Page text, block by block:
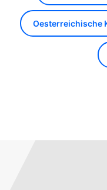
Oesterreichische